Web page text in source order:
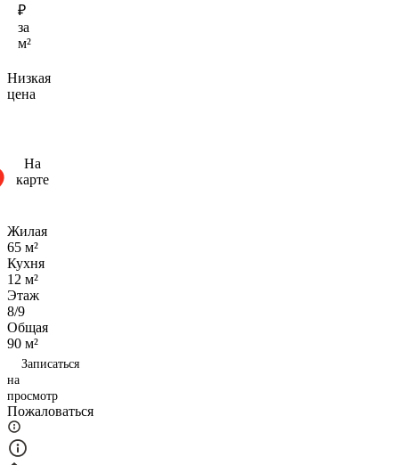
₽
за
м²
Низкая
цена
На
карте
Жилая
65 м²
Кухня
12 м²
Этаж
8/9
Общая
90 м²
Записаться
на
просмотр
Пожаловаться